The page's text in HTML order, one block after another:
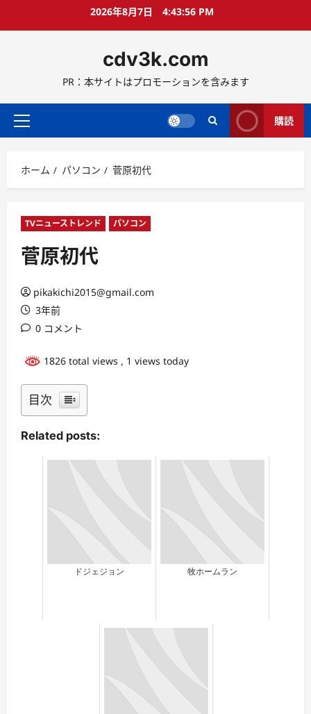
ス
ッ
2026年8月7日 4:43:57 PM
cdv3k.com
PR：本サイトはプロモーションを含みます
メ
メ
ニ
ー
購読
ホーム パソコン 菅原初代
TVニューストレンド パソコン
菅原初代
pikakichi2015@gmail.com
3年前
0 コメント
1826 total views , 1 views today
目次
Related posts:
ドジェジョン 牧ホームラン